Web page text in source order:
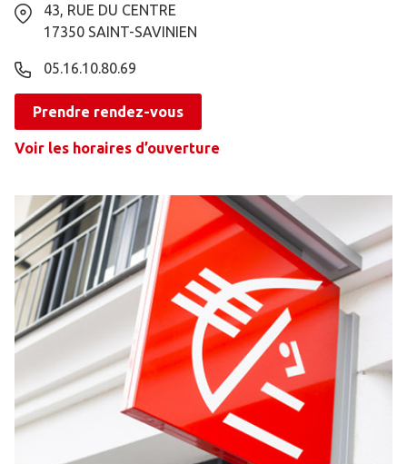
43, RUE DU CENTRE
17350 SAINT-SAVINIEN
05.16.10.80.69
Prendre rendez-vous
Voir les horaires d’ouverture